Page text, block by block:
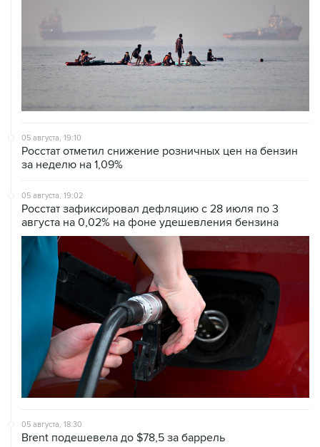
05 августа, 19:10
Росстат отметил снижение розничных цен на бензин
за неделю на 1,09%
05 августа, 19:02
Росстат зафиксировал дефляцию с 28 июля по 3
августа на 0,02% на фоне удешевления бензина
05 августа, 18:30
Brent подешевела до $78,5 за баррель